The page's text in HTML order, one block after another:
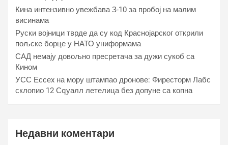
Кина интензивно увежбава З-10 за пробој на малим
висинама
Руски војници тврде да су код Краснојарског открили
пољске борце у НАТО униформама
САД немају довољно пресретача за дужи сукоб са
Кином
УСС Ессеx на мору штампао дронове: Фиресторм Лабс
склопио 12 Сqуалл летелица без допуне са копна
Недавни коментари